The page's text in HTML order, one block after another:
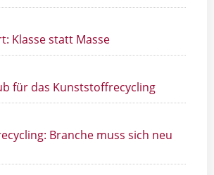
Klasse statt Masse
für das Kunststoffrecycling
Branche muss sich neu